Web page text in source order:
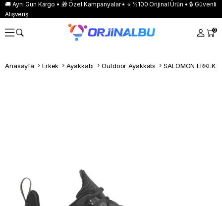
🚚 Aynı Gün Kargo • 🎁 Özel Kampanyalar • ⭐ %100 Orijinal Ürün • 🔒 Güvenli
Alışveriş
0
Anasayfa Erkek Ayakkabı Outdoor Ayakkabı